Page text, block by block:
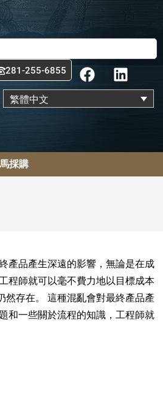
281-255-6855
F
a
c
e
o
k
L
i
n
k
i
n
繁體中文
採購
產品產生深遠的影響，無論是在成
程師就可以毫不費力地以目標成本
然存在。 這種混亂會對最終產品產
和一些關於流程的知識，工程師就